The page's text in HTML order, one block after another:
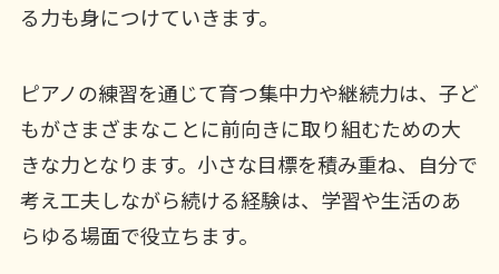
る力も身につけていきます。
ピアノの練習を通じて育つ集中力や継続力は、子ど
もがさまざまなことに前向きに取り組むための大
きな力となります。小さな目標を積み重ね、自分で
考え工夫しながら続ける経験は、学習や生活のあ
らゆる場面で役立ちます。